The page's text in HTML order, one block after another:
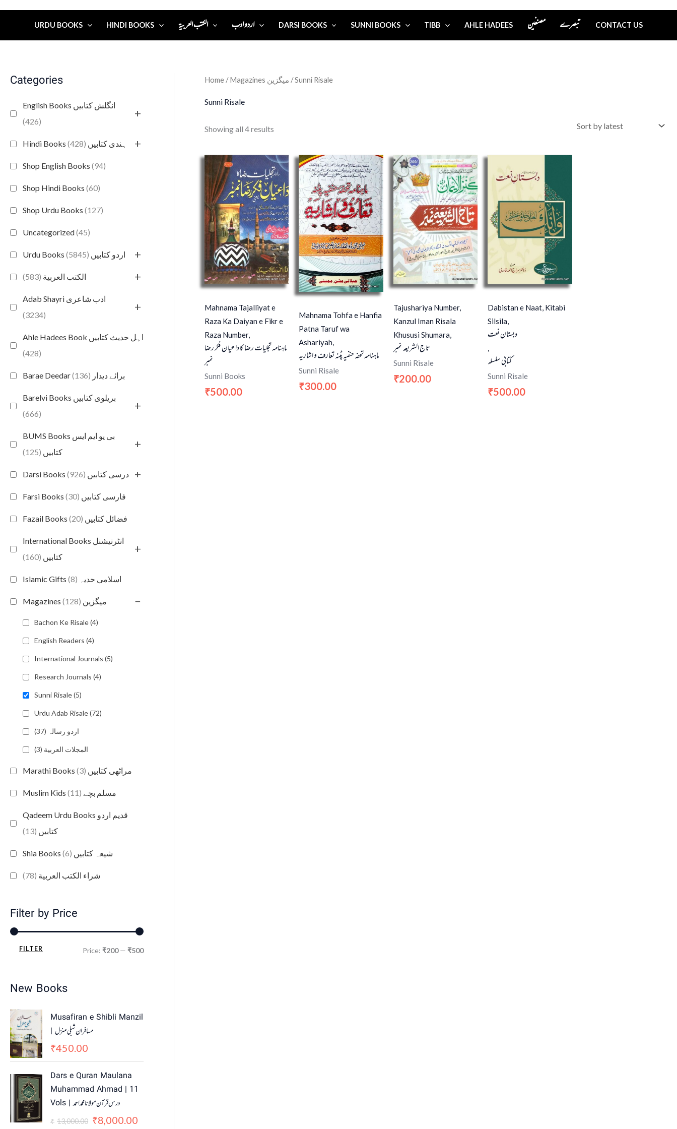
URDU BOOKS HINDI BOOKS الكتب العربية اردو ادب DARSI BOOKS SUNNI BOOKS TIBB AHLE HADEES مصنفین تبصرے CONTACT US
Categories
English Books انگلش کتابیں
(426)
+
Hindi Books ہندی کتابیں (428) +
Shop English Books (94)
Shop Hindi Books (60)
Shop Urdu Books (127)
Uncategorized(45)
Urdu Books اردو کتابیں (5845) +
الكتب العربية (583) +
Adab Shayri ادب شاعری
(3234)
+
Ahle Hadees Book اہل حدیث کتابیں
(428)
Barae Deedar برائے دیدار (136)
Barelvi Books بریلوی کتابیں
(666)
+
BUMS Books بی یو ایم ایس
کتابیں (125)
+
Darsi Books درسی کتابیں (926) +
Farsi Books فارسی کتابیں (30)
Fazail Books فضائل کتابیں (20)
International Books انٹرنیشنل
کتابیں (160)
+
Islamic Gifts اسلامی حدیہ (8)
Magazines میگزین (128) −
Bachon Ke Risale (4)
English Readers (4)
International Journals (5)
Research Journals (4)
Sunni Risale (5)
Urdu Adab Risale (72)
اردو رسالہ (37)
المجلات العربية (3)
Marathi Books مراٹھی کتابیں (3)
Muslim Kids مسلم بچے (11)
Qadeem Urdu Books قدیم اردو
کتابیں (13)
Shia Books شیعہ کتابیں (6)
شراء الكتب العربية (78)
Filter by Price
FILTER Price: ₹200— ₹500
New Books
Musafiran e Shibli Manzil
| مسافران شبلی منزل
₹450.00
Dars e Quran Maulana
Muhammad Ahmad | 11
Vols | درس قرآن مولانا محمد احمد
₹ 13,000.00
r
i
g
i₹8,000.00
Home / Magazines میگزین / Sunni Risale
Sunni Risale
Showing all 4 results
Mahnama Tajalliyat e
Raza Ka Daiyan e Fikr e
Raza Number,
ماہنامہ تجلیات رضا کا داعیان فکر رضا
نمبر
Sunni Books
₹500.00
Mahnama Tohfa e Hanfia
Patna Taruf wa
Ashariyah,
ماہنامہ تحفہ حنفیہ پٹنہ تعارف و اشاریہ
Sunni Risale
₹300.00
Tajushariya Number,
Kanzul Iman Risala
Khususi Shumara,
تاج الشریعہ نمبر
Sunni Risale
₹200.00
Dabistan e Naat, Kitabi
Silsila,
دبستان نعت
,
کتابی سلسلہ
Sunni Risale
₹500.00